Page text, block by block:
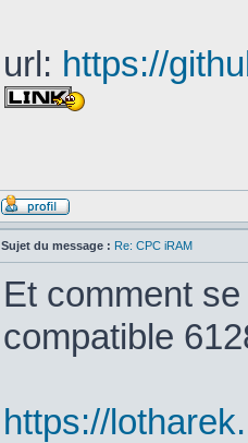
url: https://
Sujet du message : Re: CPC iRAM
Et comment
compatible
https://